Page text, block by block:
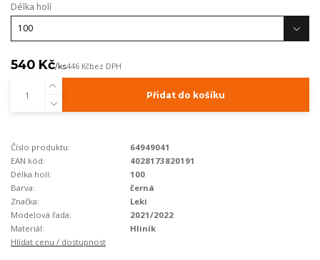
Délka holí
540 Kč/ks446 Kčbez DPH
Přidat do košíku
Číslo produktu:
64949041
EAN kód:
4028173820191
Délka holí:
100
Barva:
černá
Značka:
Leki
Modelová řada:
2021/2022
Materiál:
Hliník
Hlídat cenu / dostupnost